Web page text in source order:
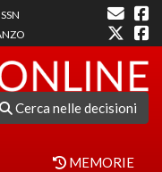
Cerca nelle decisioni
MEMORIE